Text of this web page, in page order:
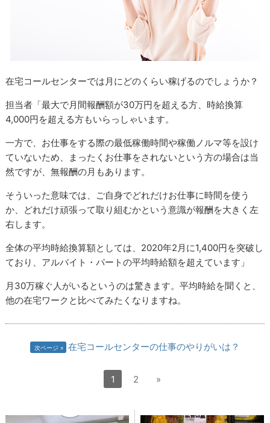
在宅コールセンターでは月にどのくらい稼げるのでしょうか？
担当者「最大で月間報酬額が30万円を超える方、時給換算
4,000円を超える方もいらっしゃいます。
一方で、お仕事をする際の最低稼働時間や稼働ノルマ等を設け
ていないため、まったくお仕事をされないという方の場合は当
然ですが、無報酬の月もあります。
そういった意味では、ご自身でどれだけお仕事に時間を使う
か、どれだけ頑張って取り組むかという意識が報酬を大きく左
右します。
全体の平均時給換算額としては、2020年2月に1,400円を突破し
ており、アルバイト・パートの平均時給額を超えています」
月30万稼ぐ人がいるというのは驚きます。平均時給を聞くと、
他の在宅ワークと比べてみたくなりますね。
次ページ 在宅コールセンターの仕事のやりがいは？
1 2 »